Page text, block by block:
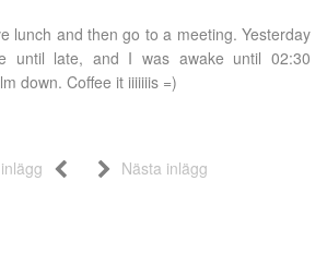
lunch and then go to a meeting. Yesterday
until late, and I was awake until 02:30
down. Coffee it iiiiiiis =)
Nästa inlägg